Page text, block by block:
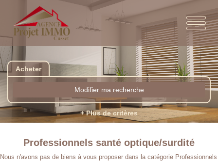
Acheter
Modifier ma recherche
+ Plus de critères
Professionnels santé optique/surdité
Nous n'avons pas de biens à vous proposer dans la catégorie Professionnels